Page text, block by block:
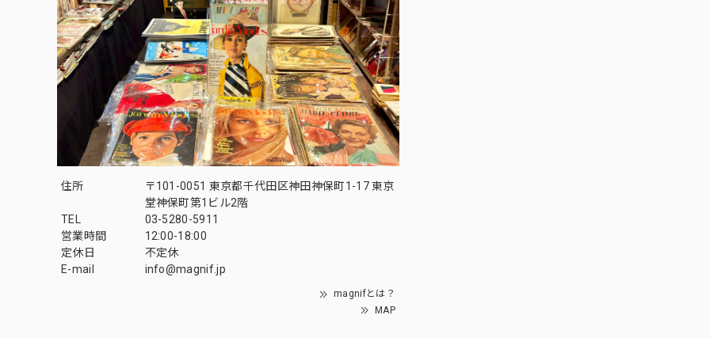
住所
〒101-0051 東京都千代田区神田神保町1-17 東京
堂神保町第1ビル2階
TEL
03-5280-5911
営業時間
12:00-18:00
定休日
不定休
E-mail
info@magnif.jp
magnifとは？
MAP